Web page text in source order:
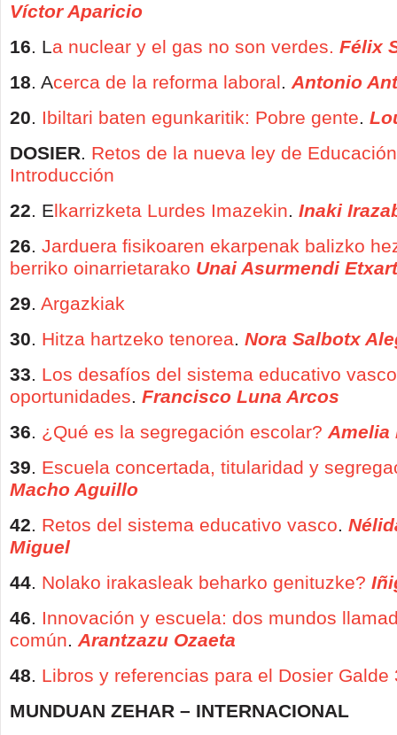
Víctor Aparicio
16. La nuclear y el gas no son verdes. Félix
18. Acerca de la reforma laboral. Antonio
20. Ibiltari baten egunkaritik: Pobre gente.
DOSIER. Retos de la nueva ley de
Introducción
22. Elkarrizketa Lurdes Imazekin. Inaki
26. Jarduera fisikoaren ekarpenak balizko
berriko oinarrietarako Unai Asurmendi
29. Argazkiak
30. Hitza hartzeko tenorea. Nora Salbotx
33. Los desafíos del sistema educativo
oportunidades. Francisco Luna Arcos
36. ¿Qué es la segregación escolar? Amelia
39. Escuela concertada, titularidad y
Macho Aguillo
42. Retos del sistema educativo vasco.
Miguel
44. Nolako irakasleak beharko genituzke?
46. Innovación y escuela: dos mundos
común. Arantzazu Ozaeta
48. Libros y referencias para el Dosier Galde
MUNDUAN ZEHAR – INTERNACIONAL